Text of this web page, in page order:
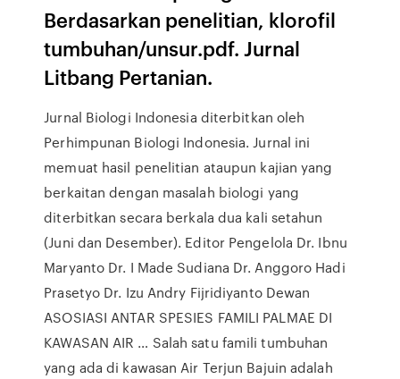
Berdasarkan penelitian, klorofil
tumbuhan/unsur.pdf. Jurnal
Litbang Pertanian.
Jurnal Biologi Indonesia diterbitkan oleh
Perhimpunan Biologi Indonesia. Jurnal ini
memuat hasil penelitian ataupun kajian yang
berkaitan dengan masalah biologi yang
diterbitkan secara berkala dua kali setahun
(Juni dan Desember). Editor Pengelola Dr. Ibnu
Maryanto Dr. I Made Sudiana Dr. Anggoro Hadi
Prasetyo Dr. Izu Andry Fijridiyanto Dewan
ASOSIASI ANTAR SPESIES FAMILI PALMAE DI
KAWASAN AIR … Salah satu famili tumbuhan
yang ada di kawasan Air Terjun Bajuin adalah